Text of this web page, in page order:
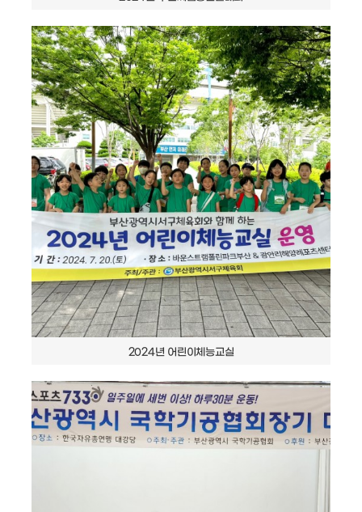
2024년 어린이체능교실